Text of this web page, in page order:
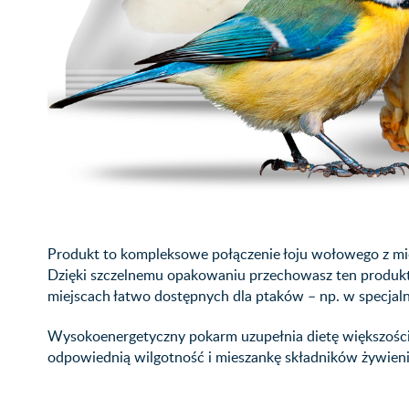
Produkt to kompleksowe połączenie łoju wołowego z
Dzięki szczelnemu opakowaniu przechowasz ten
miejscach łatwo dostępnych dla ptaków – np. w
Wysokoenergetyczny pokarm uzupełnia dietę
odpowiednią wilgotność i mieszankę składników